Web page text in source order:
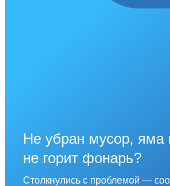
Не убран мусор, яма
не горит фонарь?
Столкнулись с проблемой —